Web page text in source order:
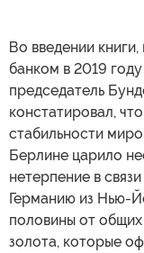
Во введении
банком в 2019
председатель
констатировал,
стабильности
Берлине царило
нетерпение в
Германию из Нью-
половины от
золота, которые